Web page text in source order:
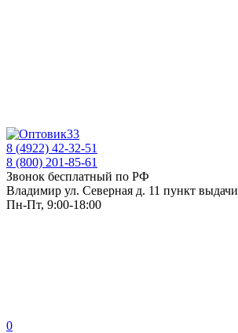
8 (4922) 42-32-51
8 (800) 201-85-61
Звонок бесплатный по РФ
Владимир ул. Северная д. 11 пункт выдачи
Пн-Пт, 9:00-18:00
0